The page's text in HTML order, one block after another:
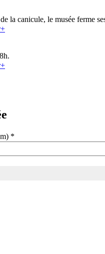
la canicule, le musée ferme
+
+
*